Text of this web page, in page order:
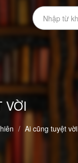
VỜI
Ai cũng tuyệt vời